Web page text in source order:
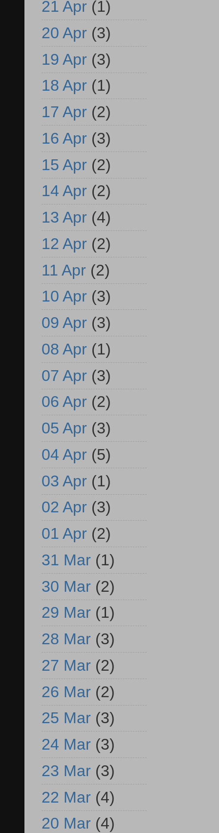
21 Apr (1)
20 Apr (3)
19 Apr (3)
18 Apr (1)
17 Apr (2)
16 Apr (3)
15 Apr (2)
14 Apr (2)
13 Apr (4)
12 Apr (2)
11 Apr (2)
10 Apr (3)
09 Apr (3)
08 Apr (1)
07 Apr (3)
06 Apr (2)
05 Apr (3)
04 Apr (5)
03 Apr (1)
02 Apr (3)
01 Apr (2)
31 Mar (1)
30 Mar (2)
29 Mar (1)
28 Mar (3)
27 Mar (2)
26 Mar (2)
25 Mar (3)
24 Mar (3)
23 Mar (3)
22 Mar (4)
20 Mar (4)